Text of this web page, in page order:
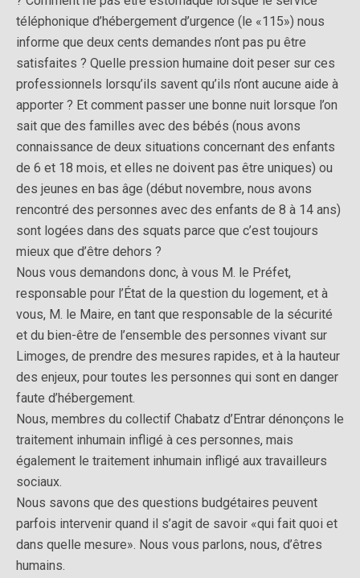
téléphonique d’hébergement d’urgence (le «115») nous
informe que deux cents demandes n’ont pas pu être
satisfaites ? Quelle pression humaine doit peser sur ces
professionnels lorsqu’ils savent qu’ils n’ont aucune aide à
apporter ? Et comment passer une bonne nuit lorsque l’on
sait que des familles avec des bébés (nous avons
connaissance de deux situations concernant des enfants
de 6 et 18 mois, et elles ne doivent pas être uniques) ou
des jeunes en bas âge (début novembre, nous avons
rencontré des personnes avec des enfants de 8 à 14 ans)
sont logées dans des squats parce que c’est toujours
mieux que d’être dehors ?
Nous vous demandons donc, à vous M. le Préfet,
responsable pour l’État de la question du logement, et à
vous, M. le Maire, en tant que responsable de la sécurité
et du bien-être de l’ensemble des personnes vivant sur
Limoges, de prendre des mesures rapides, et à la hauteur
des enjeux, pour toutes les personnes qui sont en danger
faute d’hébergement.
Nous, membres du collectif Chabatz d’Entrar dénonçons le
traitement inhumain infligé à ces personnes, mais
également le traitement inhumain infligé aux travailleurs
sociaux.
Nous savons que des questions budgétaires peuvent
parfois intervenir quand il s’agit de savoir «qui fait quoi et
dans quelle mesure». Nous vous parlons, nous, d’êtres
humains.